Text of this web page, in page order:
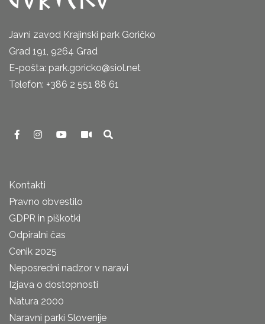
Javni zavod Krajinski park Goričko
Grad 191, 9264 Grad
E-pošta: park.goricko@siol.net
Telefon: +386 2 551 88 61
Kontakti
Pravno obvestilo
GDPR in piškotki
Odpiralni čas
Cenik 2025
Neposredni nadzor v naravi
Izjava o dostopnosti
Natura 2000
Naravni parki Slovenije